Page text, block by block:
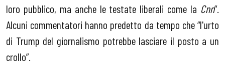
loro pubblico, ma anche le testate liberali come la Cnn”.
Alcuni commentatori hanno predetto da tempo che “l'urto
di Trump del giornalismo potrebbe lasciare il posto a un
crollo”.